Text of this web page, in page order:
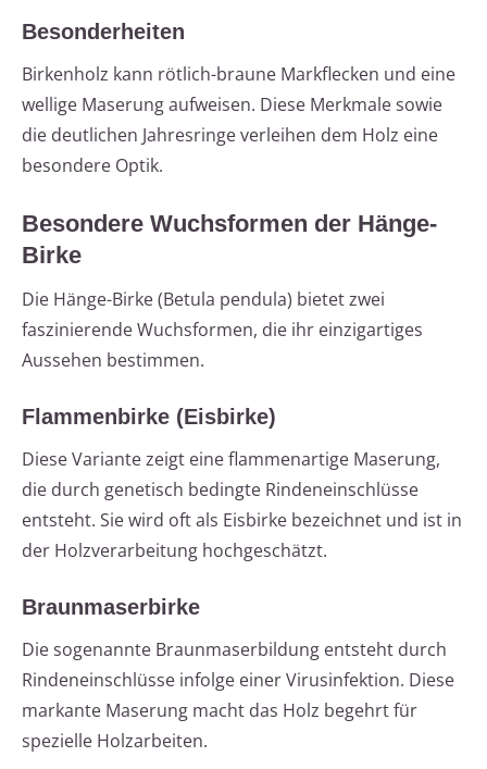
Besonderheiten
Birkenholz kann rötlich-braune Markflecken und eine
wellige Maserung aufweisen. Diese Merkmale sowie
die deutlichen Jahresringe verleihen dem Holz eine
besondere Optik.
Besondere Wuchsformen der Hänge-
Birke
Die Hänge-Birke (Betula pendula) bietet zwei
faszinierende Wuchsformen, die ihr einzigartiges
Aussehen bestimmen.
Flammenbirke (Eisbirke)
Diese Variante zeigt eine flammenartige Maserung,
die durch genetisch bedingte Rindeneinschlüsse
entsteht. Sie wird oft als Eisbirke bezeichnet und ist in
der Holzverarbeitung hochgeschätzt.
Braunmaserbirke
Die sogenannte Braunmaserbildung entsteht durch
Rindeneinschlüsse infolge einer Virusinfektion. Diese
markante Maserung macht das Holz begehrt für
spezielle Holzarbeiten.